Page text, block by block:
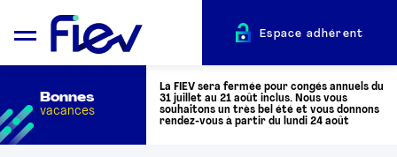
Espace adhérent
Bonnes
vacances
La FIEV sera fermée pour congés annuels du
31 juillet au 21 août inclus. Nous vous
souhaitons un très bel été et vous donnons
rendez-vous à partir du lundi 24 août